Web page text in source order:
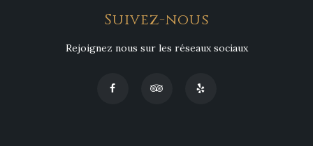
Suivez-nous
Rejoignez nous sur les réseaux sociaux